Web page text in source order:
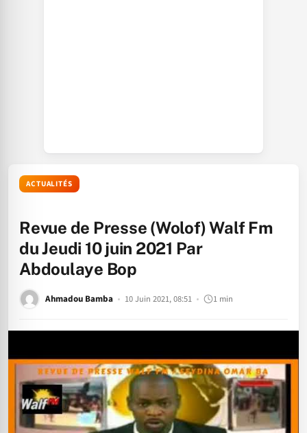
ACTUALITÉS
Revue de Presse (Wolof) Walf Fm
du Jeudi 10 juin 2021 Par
Abdoulaye Bop
Ahmadou Bamba 10 Juin 2021, 08:51 1 min